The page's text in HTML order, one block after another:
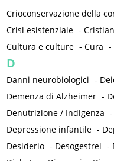
Crioconservazione della
Crisi esistenziale -
Cultura e culture -Cura -
D
Danni neurobiologici -
Demenza di Alzheimer -
Denutrizione / Indigenza -
Depressione infantile -
Desiderio - Desogestrel -